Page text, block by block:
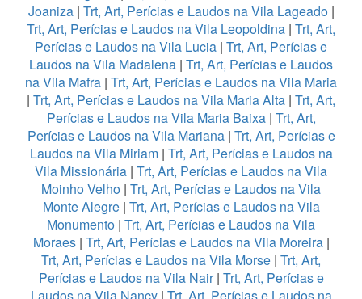
Joaniza| Trt, Art, Perícias e Laudos na Vila Lageado|
Trt, Art, Perícias e Laudos na Vila Leopoldina | Trt, Art,
Perícias e Laudos na Vila Lucia | Trt, Art, Perícias e
Laudos na Vila Madalena | Trt, Art, Perícias e Laudos
na Vila Mafra | Trt, Art, Perícias e Laudos na Vila Maria
| Trt, Art, Perícias e Laudos na Vila Maria Alta | Trt, Art,
Perícias e Laudos na Vila Maria Baixa| Trt, Art,
Perícias e Laudos na Vila Mariana| Trt, Art, Perícias e
Laudos na Vila Miriam| Trt, Art, Perícias e Laudos na
Vila Missionária | Trt, Art, Perícias e Laudos na Vila
Moinho Velho | Trt, Art, Perícias e Laudos na Vila
Monte Alegre| Trt, Art, Perícias e Laudos na Vila
Monumento | Trt, Art, Perícias e Laudos na Vila
Moraes| Trt, Art, Perícias e Laudos na Vila Moreira|
Trt, Art, Perícias e Laudos na Vila Morse | Trt, Art,
Perícias e Laudos na Vila Nair| Trt, Art, Perícias e